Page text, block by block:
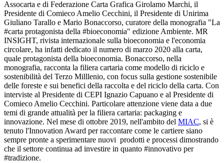
Assocarta e di Federazione Carta Grafica Girolamo Marchi, il
Presidente di Comieco Amelio Cecchini, il Presidente di Unirima
Giuliano Tarallo e Mario Bonaccorso, curatore della monografia "La
#carta protagonista della #bioeconomia" edizione Ambiente. MR
INSIGHT, rivista internazionale sulla bioeconomia e l'economia
circolare, ha infatti dedicato il numero di marzo 2020 alla carta,
quale protagonista della bioeconomia. Bonaccorso, nella
monografia, racconta la filiera cartaria come modello di riciclo e
sostenibilità del Terzo Milllenio, con focus sulla gestione sostenibile
delle foreste e sui benefici della raccolta e del riciclo della carta. Con
interviste al Presidente di CEPI Ignazio Capuano e al Presidente di
Comieco Amelio Cecchini. Particolare attenzione viene data a due
temi di grande attualità per la filiera cartaria: packaging e
innovazione. Nel mese di ottobre 2019, nell'ambito del MIAC, si è
tenuto l'Innovation Award per raccontare come le cartiere siano
sempre pronte a sperimentare nuovi prodotti e processi dimostrando
che il settore continua ad investire in quanto #innovativo per
#tradizione.